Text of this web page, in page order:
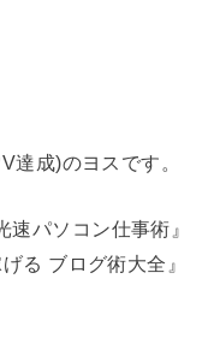
達成)のヨスです。
パソコン仕事術』
る ブログ術大全』